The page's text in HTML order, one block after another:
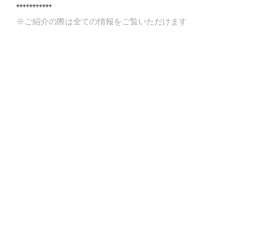
***********
※ご紹介の際は全ての情報をご覧いただけます